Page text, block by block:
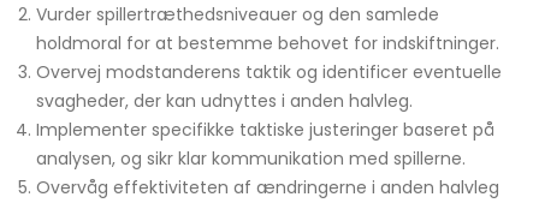
Vurder spillertræthedsniveauer og den samlede
holdmoral for at bestemme behovet for indskiftninger.
Overvej modstanderens taktik og identificer eventuelle
svagheder, der kan udnyttes i anden halvleg.
Implementer specifikke taktiske justeringer baseret på
analysen, og sikr klar kommunikation med spillerne.
Overvåg effektiviteten af ændringerne i anden halvleg